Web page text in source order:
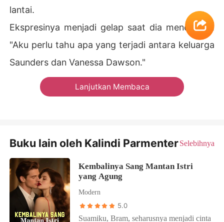
lantai.
Ekspresinya menjadi gelap saat dia menelepon.
"Aku perlu tahu apa yang terjadi antara keluarga
Saunders dan Vanessa Dawson."
Lanjutkan Membaca
Buku lain oleh Kalindi ParmenterSelebihnya
Kembalinya Sang Mantan Istri
yang Agung
Modern
5.0
Suamiku, Bram, seharusnya menjadi cinta